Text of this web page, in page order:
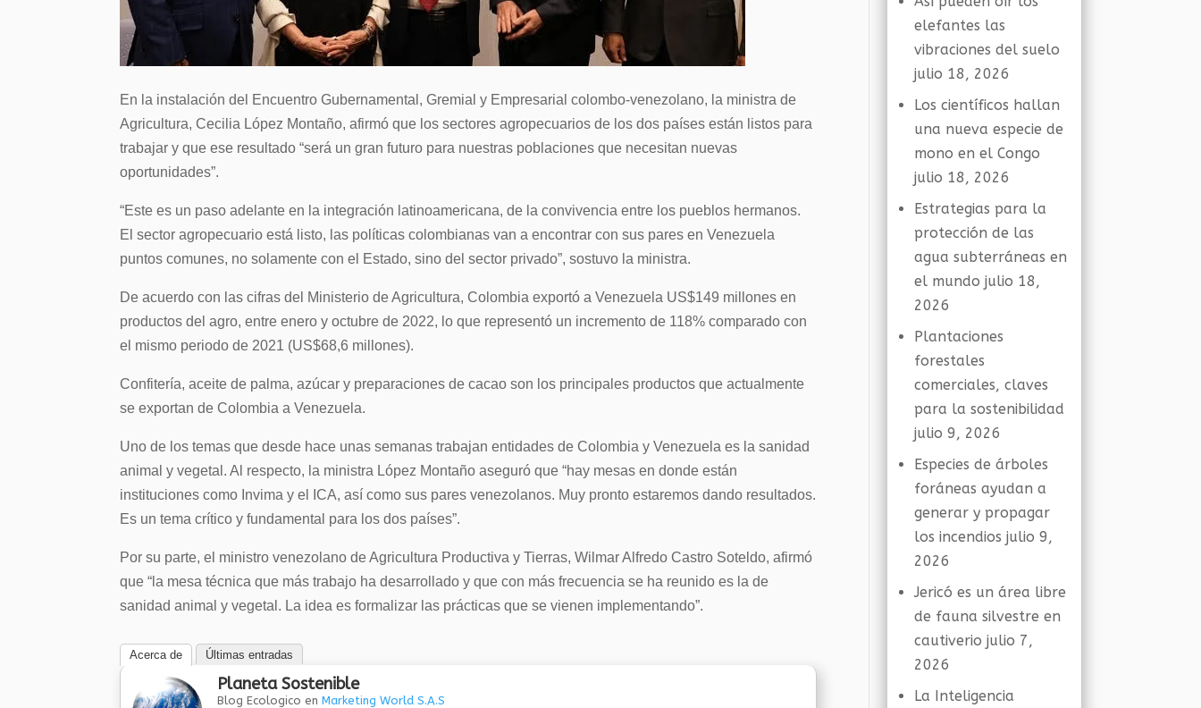
En la instalación del Encuentro Gubernamental, Gremial y Empresarial colombo-venezolano, la ministra de
Agricultura, Cecilia López Montaño, afirmó que los sectores agropecuarios de los dos países están listos para
trabajar y que ese resultado “será un gran futuro para nuestras poblaciones que necesitan nuevas
oportunidades”.
“Este es un paso adelante en la integración latinoamericana, de la convivencia entre los pueblos hermanos.
El sector agropecuario está listo, las políticas colombianas van a encontrar con sus pares en Venezuela
puntos comunes, no solamente con el Estado, sino del sector privado”, sostuvo la ministra.
De acuerdo con las cifras del Ministerio de Agricultura, Colombia exportó a Venezuela US$149 millones en
productos del agro, entre enero y octubre de 2022, lo que representó un incremento de 118% comparado con
el mismo periodo de 2021 (US$68,6 millones).
Confitería, aceite de palma, azúcar y preparaciones de cacao son los principales productos que actualmente
se exportan de Colombia a Venezuela.
Uno de los temas que desde hace unas semanas trabajan entidades de Colombia y Venezuela es la sanidad
animal y vegetal. Al respecto, la ministra López Montaño aseguró que “hay mesas en donde están
instituciones como Invima y el ICA, así como sus pares venezolanos. Muy pronto estaremos dando resultados.
Es un tema crítico y fundamental para los dos países”.
Por su parte, el ministro venezolano de Agricultura Productiva y Tierras, Wilmar Alfredo Castro Soteldo, afirmó
que “la mesa técnica que más trabajo ha desarrollado y que con más frecuencia se ha reunido es la de
sanidad animal y vegetal. La idea es formalizar las prácticas que se vienen implementando”.
Acerca de Últimas entradas
Planeta Sostenible
Blog Ecologico enMarketing World S.A.S
elefantes las
vibraciones del suelo
julio 18, 2026
Los científicos hallan
una nueva especie de
mono en el Congo
julio 18, 2026
Estrategias para la
protección de las
agua subterráneas en
el mundo julio 18,
2026
Plantaciones
forestales
comerciales, claves
para la sostenibilidad
julio 9, 2026
Especies de árboles
foráneas ayudan a
generar y propagar
los incendios julio 9,
2026
Jericó es un área libre
de fauna silvestre en
cautiverio julio 7,
2026
La Inteligencia